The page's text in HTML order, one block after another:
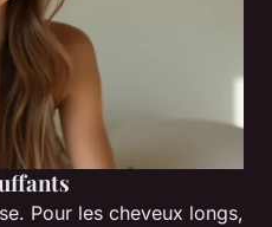
Pour les cheveux longs,